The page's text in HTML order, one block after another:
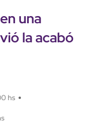
una
la acabó
hs